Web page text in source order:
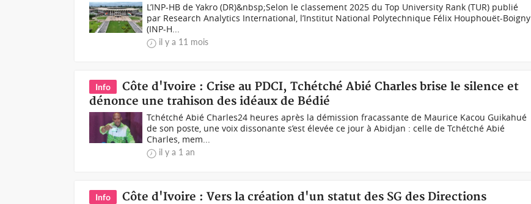
L’INP-HB de Yakro (DR)&nbsp;Selon le classement 2025 du Top University Rank (TUR) publié
par Research Analytics International, l’Institut National Polytechnique Félix Houphouët-Boigny
(INP-H...
il y a 11 mois
Info
Côte d'Ivoire : Crise au PDCI, Tchétché Abié Charles brise le silence et
dénonce une trahison des idéaux de Bédié
Tchétché Abié Charles24 heures après la démission fracassante de Maurice Kacou Guikahué
de son poste, une voix dissonante s’est élevée ce jour à Abidjan : celle de Tchétché Abié
Charles, mem...
il y a 1 an
Info Côte d'Ivoire : Vers la création d'un statut des SG des Directions